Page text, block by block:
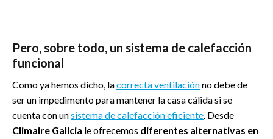
Pero, sobre todo, un sistema de calefacción
funcional
Como ya hemos dicho, lacorrecta ventilaciónno debe de
ser un impedimento para mantener la casa cálida si se
cuenta con unsistema de calefacción eficiente. Desde
Climaire Galicia le ofrecemos diferentes alternativas en